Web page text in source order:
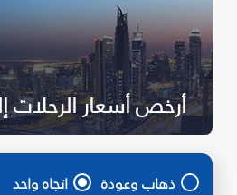
أرخص أسعار الرحلات
ذهاب وعودة اتجاه واحد